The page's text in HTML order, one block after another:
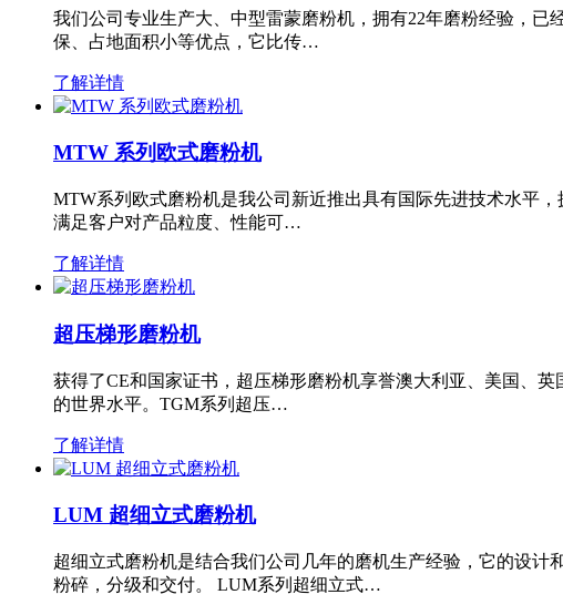
我们公司专业生产大、中型雷蒙磨粉机，拥有22年磨粉经验，
保、占地面积小等优点，它比传…
了解详情
MTW 系列欧式磨粉机
MTW系列欧式磨粉机是我公司新近推出具有国际先进技术水平
满足客户对产品粒度、性能可…
了解详情
超压梯形磨粉机
获得了CE和国家证书，超压梯形磨粉机享誉澳大利亚、美国、
的世界水平。TGM系列超压…
了解详情
LUM 超细立式磨粉机
超细立式磨粉机是结合我们公司几年的磨机生产经验，它的设
粉碎，分级和交付。 LUM系列超细立式…